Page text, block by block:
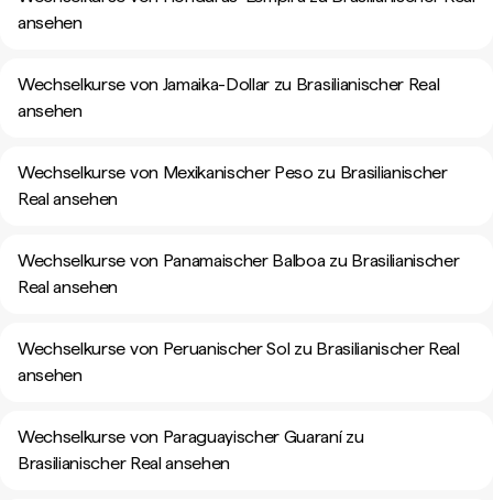
ansehen
Wechselkurse von Jamaika-Dollar zu Brasilianischer Real
ansehen
Wechselkurse von Mexikanischer Peso zu Brasilianischer
Real ansehen
Wechselkurse von Panamaischer Balboa zu Brasilianischer
Real ansehen
Wechselkurse von Peruanischer Sol zu Brasilianischer Real
ansehen
Wechselkurse von Paraguayischer Guaraní zu
Brasilianischer Real ansehen